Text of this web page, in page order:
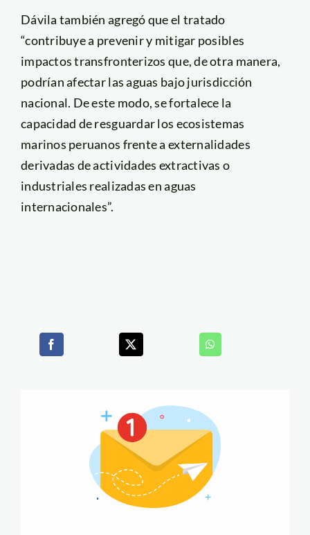
Dávila también agregó que el tratado
“contribuye a prevenir y mitigar posibles
impactos transfronterizos que, de otra manera,
podrían afectar las aguas bajo jurisdicción
nacional. De este modo, se fortalece la
capacidad de resguardar los ecosistemas
marinos peruanos frente a externalidades
derivadas de actividades extractivas o
industriales realizadas en aguas
internacionales”.